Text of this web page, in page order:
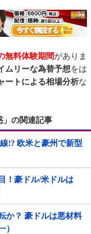
無料体験期間がありま
ムリーな為替予想をは
ートによる相場分析な
」の関連記事
!? 欧米と豪州で新型
！豪ドル/米ドルは
か？ 豪ドルは悪材料
）